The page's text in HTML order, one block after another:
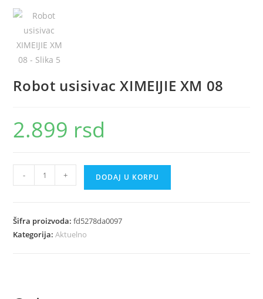
Robot usisivac XIMEIJIE XM 08
2.899 rsd
usisivac
XM
08
- + DODAJ U KORPU
Šifra proizvoda:fd5278da0097
Kategorija:Aktuelno